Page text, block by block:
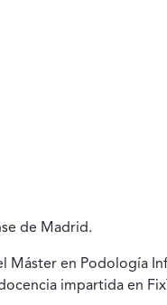
de Madrid.
en Podología
impartida en